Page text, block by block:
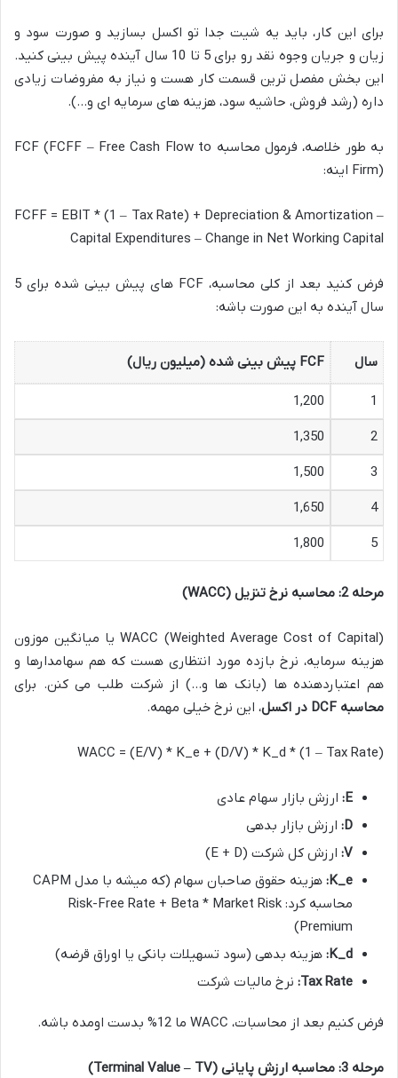
برای این کار، باید یه شیت جدا تو اکسل بسازید و صورت سود و
زیان و جریان وجوه نقد رو برای 5 تا 10 سال آینده پیش بینی کنید.
این بخش مفصل ترین قسمت کار هست و نیاز به مفروضات زیادی
داره (رشد فروش، حاشیه سود، هزینه های سرمایه ای و…).
به طور خلاصه، فرمول محاسبه FCF (FCFF – Free Cash Flow to
Firm) اینه:
FCFF = EBIT * (1 – Tax Rate) + Depreciation & Amortization –
Capital Expenditures – Change in Net Working Capital
فرض کنید بعد از کلی محاسبه، FCF های پیش بینی شده برای 5
سال آینده به این صورت باشه:
سال FCF پیش بینی شده (میلیون ریال)
1
1,200
2
1,350
3
1,500
4
1,650
5
1,800
مرحله 2: محاسبه نرخ تنزیل (WACC)
WACC (Weighted Average Cost of Capital) یا میانگین موزون
هزینه سرمایه، نرخ بازده مورد انتظاری هست که هم سهامدارها و
هم اعتباردهنده ها (بانک ها و…) از شرکت طلب می کنن. برای
محاسبه DCF در اکسل
، این نرخ خیلی مهمه.
WACC = (E/V) * K_e + (D/V) * K_d * (1 – Tax Rate)
E: ارزش بازار سهام عادی
D: ارزش بازار بدهی
V: ارزش کل شرکت (E + D)
K_e:
هزینه حقوق صاحبان سهام (که میشه با مدل CAPM
محاسبه کرد: Risk-Free Rate + Beta * Market Risk
Premium)
K_d: هزینه بدهی (سود تسهیلات بانکی یا اوراق قرضه)
Tax Rate: نرخ مالیات شرکت
فرض کنیم بعد از محاسبات، WACC ما 12% بدست اومده باشه.
مرحله 3: محاسبه ارزش پایانی (Terminal Value – TV)